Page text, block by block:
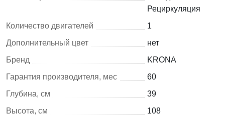
Рециркуляция
Количество двигателей
1
Дополнительный цвет
нет
Бренд
KRONA
Гарантия производителя, мес
60
Глубина, см
39
Высота, см
108